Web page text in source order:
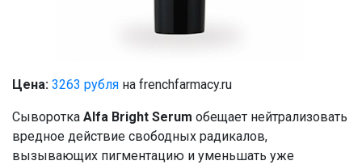
Цена: 3263 рубля на frenchfarmacy.ru
Сыворотка Alfa Bright Serum обещает нейтрализовать
вредное действие свободных радикалов,
вызывающих пигментацию и уменьшать уже